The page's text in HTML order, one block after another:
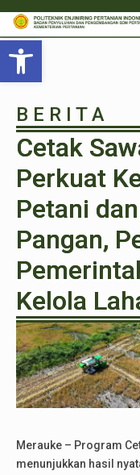
Open
B E R I T A
Cetak
Perkuat
Petani
Pangan,
Kelola
Merauke – Program
menunjukkan hasil